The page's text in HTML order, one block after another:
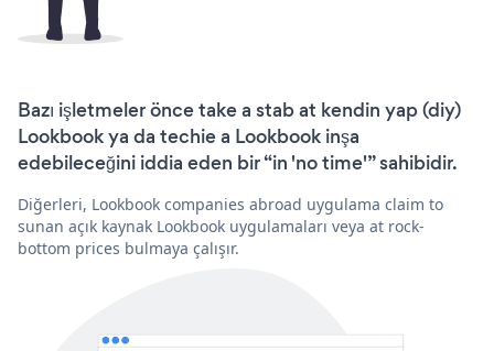
Bazı işletmeler önce take a stab at kendin yap (diy)
Lookbook ya da techie a Lookbook inşa
edebileceğini iddia eden bir “in 'no time'” sahibidir.
Diğerleri, Lookbook companies abroad uygulama claim to
sunan açık kaynak Lookbook uygulamaları veya at rock-
bottom prices bulmaya çalışır.